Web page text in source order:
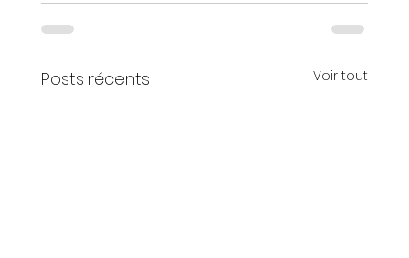
Posts récents Voir tout